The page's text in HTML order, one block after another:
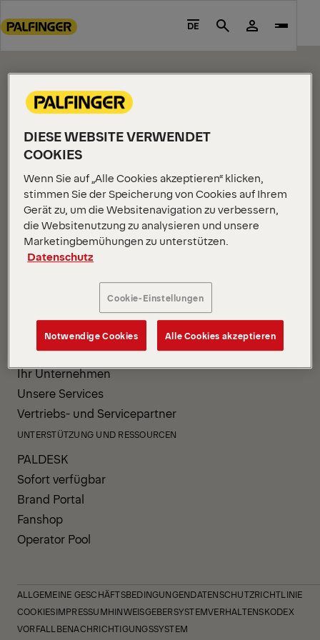
to
Go
footer
DE Search
CONTENT PAGE
Please edit me.
INFORMATIONEN ZUM UNTERNEHMEN
Über uns
Neuigkeiten
Unsere Produkte
Ihr Unternehmen
Unsere Services
Vertriebs- und Servicepartner
UNTERSTÜTZUNG UND RESSOURCEN
PALDESK
Sofort verfügbar
Brand Portal
Fanshop
Operator Pool
ALLGEMEINE GESCHÄFTSBEDINGUNGENDATENSCHUTZRICHTLINIE
COOKIESIMPRESSUMHINWEISGEBERSYSTEMVERHALTENSKODEX
VORFALLBENACHRICHTIGUNGSSYSTEM
DIESE WEBSITE VERWENDET
COOKIES
Wenn Sie auf „Alle Cookies akzeptieren“ klicken,
stimmen Sie der Speicherung von Cookies auf Ihrem
Gerät zu, um die Websitenavigation zu verbessern,
die Websitenutzung zu analysieren und unsere
Marketingbemühungen zu unterstützen.
Datenschutz
Cookie-Einstellungen
Notwendige Cookies Alle Cookies akzeptieren